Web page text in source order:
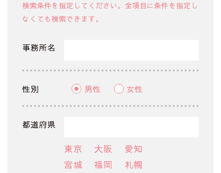
検索条件を指定してください。全項目に条件を指定し
なくても検索できます。
事務所名
性別 男性 女性
都道府県
東京 大阪
愛知
宮城
福岡
札幌